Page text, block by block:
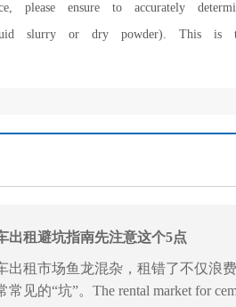
please ensure to accurately
slurry or dry powder). This is
出租避坑指南先注意这个5点
出租市场鱼龙混杂，租错了不仅浪
见的“坑”。The rental market for